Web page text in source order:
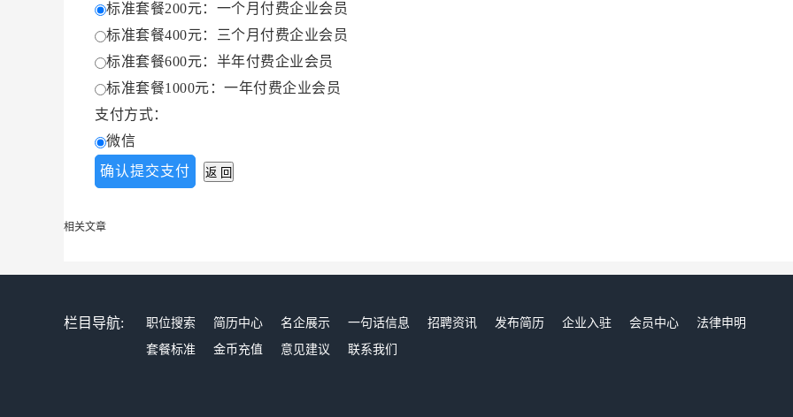
标准套餐200元：一个月付费企业会员
标准套餐400元：三个月付费企业会员
标准套餐600元：半年付费企业会员
标准套餐1000元：一年付费企业会员
支付方式：
微信
相关文章
栏目导航: 职位搜索 简历中心 名企展示 一句话信息 招聘资讯 发布简历 企业入驻 会员中心
法律申明
套餐标准
金币充值 意见建议 联系我们